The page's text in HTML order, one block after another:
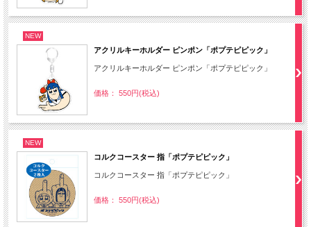
NEW
アクリルキーホルダー ピンポン「ポプテピピック」
アクリルキーホルダー ピンポン「ポプテピピック」
価格： 550円(税込)
NEW
コルクコースター 指「ポプテピピック」
コルクコースター 指「ポプテピピック」
価格： 550円(税込)